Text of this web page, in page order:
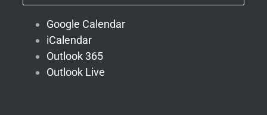
Google Calendar
iCalendar
Outlook 365
Outlook Live